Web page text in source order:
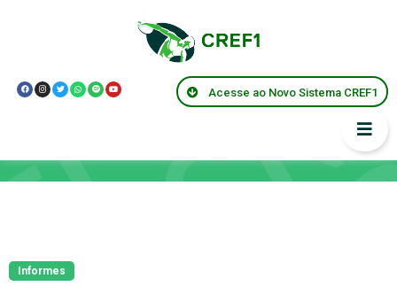
Acesse ao Novo Sistema CREF1
Informes